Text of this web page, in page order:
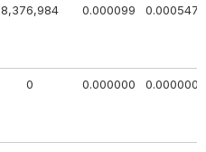
8,376,984 0.000099 0.000547
0 0.000000 0.000000